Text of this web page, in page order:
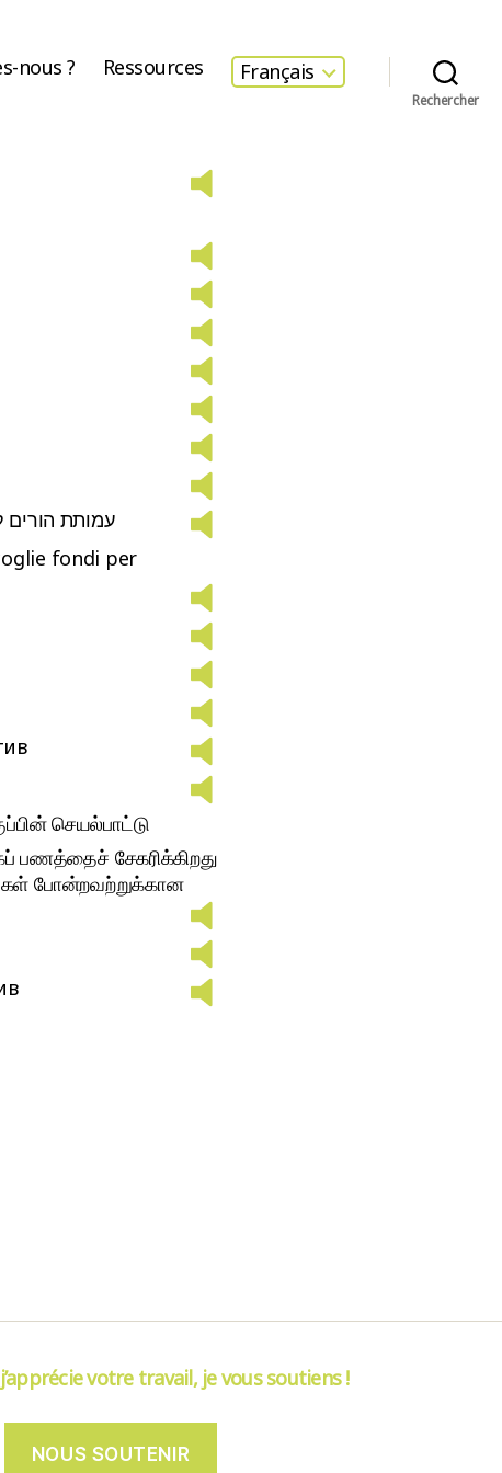
nous ? Ressources Français
Rechercher
עמותת הורים
fondi per
செயல்பாட்டு
பணத்தைச் சேகரிக்கிறது
போன்றவற்றுக்கான
votre travail, je vous soutiens !
NOUS SOUTENIR